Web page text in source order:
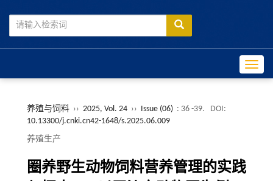
养殖与饲料 ›› 2025, Vol. 24 ›› Issue (06) : 36 -39.
DOI:
10.13300/j.cnki.cn42-1648/s.2025.06.009
养殖生产
圈养野生动物饲料营养管理的实践